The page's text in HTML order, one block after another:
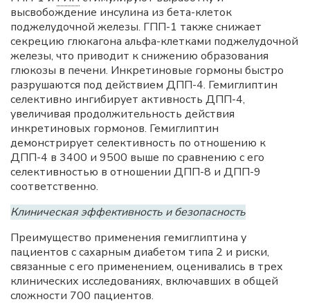
высвобождение инсулина из бета-клеток
поджелудочной железы. ГПП-1 также снижает
секрецию глюкагона альфа-клетками поджелудочной
железы, что приводит к снижению образования
глюкозы в печени. Инкретиновые гормоны быстро
разрушаются под действием ДПП-4. Гемиглиптин
селективно ингибирует активность ДПП-4,
увеличивая продолжительность действия
инкретиновых гормонов. Гемиглиптин
демонстрирует селективность по отношению к
ДПП-4 в 3400 и 9500 выше по сравнению с его
селективностью в отношении ДПП-8 и ДПП-9
соответственно.
Клиническая эффективность и безопасность
Преимущество применения гемиглиптина у
пациентов с сахарным диабетом типа 2 и риски,
связанные с его применением, оценивались в трех
клинических исследованиях, включавших в общей
сложности 700 пациентов.